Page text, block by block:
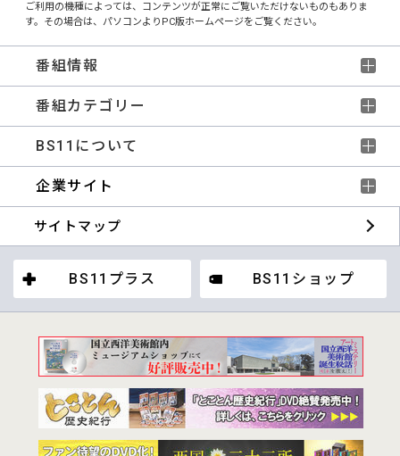
ご利用の機種によっては、コンテンツが正常にご覧いただけないものもありま
す。その場合は、パソコンよりPC版ホームページをご覧ください。
番組情報
番組カテゴリー
BS11について
企業サイト
サイトマップ
BS11プラス BS11ショップ